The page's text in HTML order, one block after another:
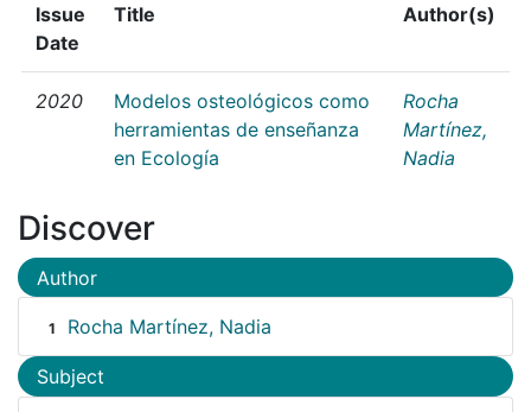
Issue
Date
Title Author(s)
2020
Modelos osteológicos como
herramientas de enseñanza
en Ecología
Rocha
Martínez,
Nadia
Discover
Author
1 Rocha Martínez, Nadia
Subject